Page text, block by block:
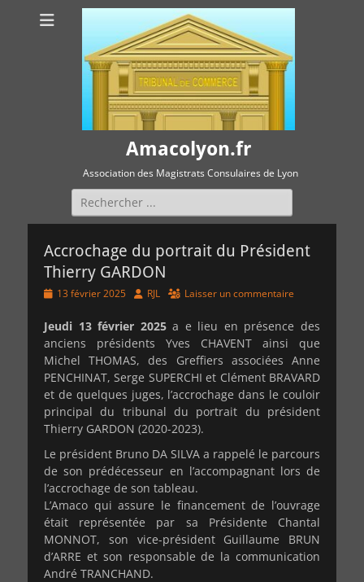
Amacolyon.fr
Association des Magistrats Consulaires de Lyon
Rechercher :
Accrochage du portrait du Président
Thierry GARDON
Posted13 février 2025 Author
RJL Laisser un commentaire
Jeudi 13 février 2025a e lieu en présence des
anciens présidents Yves CHAVENT ainsi que
Michel THOMAS, des Greffiers associées Anne
PENCHINAT, Serge SUPERCHI et Clément BRAVARD
et de quelques juges, l’accrochage dans le couloir
principal du tribunal du portrait du président
Thierry GARDON (2020-2023).
Le président Bruno DA SILVA a rappelé le parcours
de son prédécesseur en l’accompagnant lors de
l’accrochage de son tableau.
L’Amaco qui assure le financement de l’ouvrage
était représentée par sa Présidente Chantal
MONNOT, son vice-président Guillaume BRUN
d’ARRE et son responsable de la communication
André TRANCHAND.